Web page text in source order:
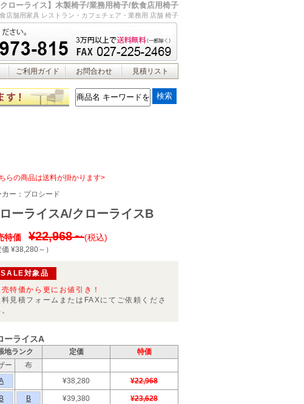
クローライス】木製椅子/業務用椅子/飲食店用椅子
店舗用家具 レストラン・カフェチェア・業務用 店舗 椅子
ご利用ガイド お問合わせ 見積リスト
らの商品は送料が掛かります>
ー： プロシード
ーライスA/クローライスB
特価 ¥22,968～(税込)
価 ¥38,280～ ）
SALE対象品
特価から更にお値引き！
料見積フォームまたはFAXにてご依頼くださ
ーライスA
地ランク 定価
特価
ー
布
¥38,280 ¥22,968
B B ¥39,380 ¥23,628